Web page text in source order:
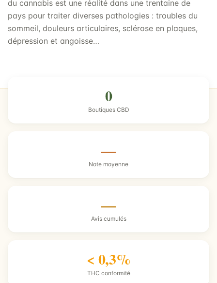
du cannabis est une réalité dans une trentaine de
pays pour traiter diverses pathologies : troubles du
sommeil, douleurs articulaires, sclérose en plaques,
dépression et angoisse…
0
Boutiques CBD
—
Note moyenne
—
Avis cumulés
< 0,3%
THC conformité